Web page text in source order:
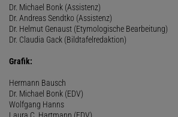
Dr. Michael Bonk (Assistenz)
Dr. Andreas Sendtko (Assistenz)
Dr. Helmut Genaust (Etymologische Bearbeitung)
Dr. Claudia Gack (Bildtafelredaktion)
Grafik:
Hermann Bausch
Dr. Michael Bonk (EDV)
Wolfgang Hanns
Laura C. Hartmann (EDV)